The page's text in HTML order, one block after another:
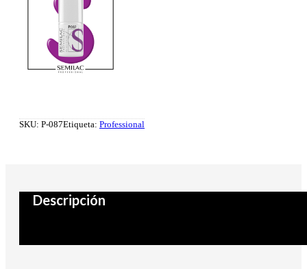
SKU: P-087Etiqueta: Professional
Descripción